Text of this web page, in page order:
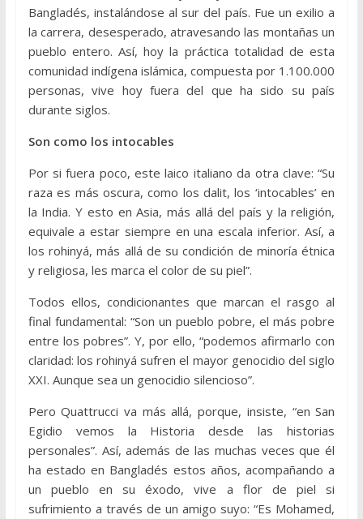
Bangladés, instalándose al sur del país. Fue un exilio a
la carrera, desesperado, atravesando las montañas un
pueblo entero. Así, hoy la práctica totalidad de esta
comunidad indígena islámica, compuesta por 1.100.000
personas, vive hoy fuera del que ha sido su país
durante siglos.
Son como los intocables
Por si fuera poco, este laico italiano da otra clave: “Su
raza es más oscura, como los dalit, los ‘intocables’ en
la India. Y esto en Asia, más allá del país y la religión,
equivale a estar siempre en una escala inferior. Así, a
los rohinyá, más allá de su condición de minoría étnica
y religiosa, les marca el color de su piel”.
Todos ellos, condicionantes que marcan el rasgo al
final fundamental: “Son un pueblo pobre, el más pobre
entre los pobres”. Y, por ello, “podemos afirmarlo con
claridad: los rohinyá sufren el mayor genocidio del siglo
XXI. Aunque sea un genocidio silencioso”.
Pero Quattrucci va más allá, porque, insiste, “en San
Egidio vemos la Historia desde las historias
personales”. Así, además de las muchas veces que él
ha estado en Bangladés estos años, acompañando a
un pueblo en su éxodo, vive a flor de piel si
sufrimiento a través de un amigo suyo: “Es Mohamed,